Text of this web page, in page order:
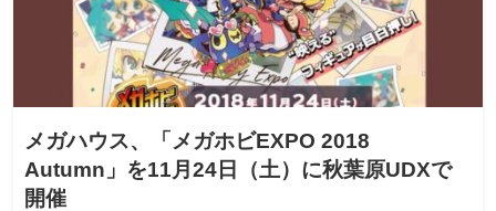
メガハウス、「メガホビEXPO 2018
Autumn」を11月24日（土）に秋葉原UDXで
開催